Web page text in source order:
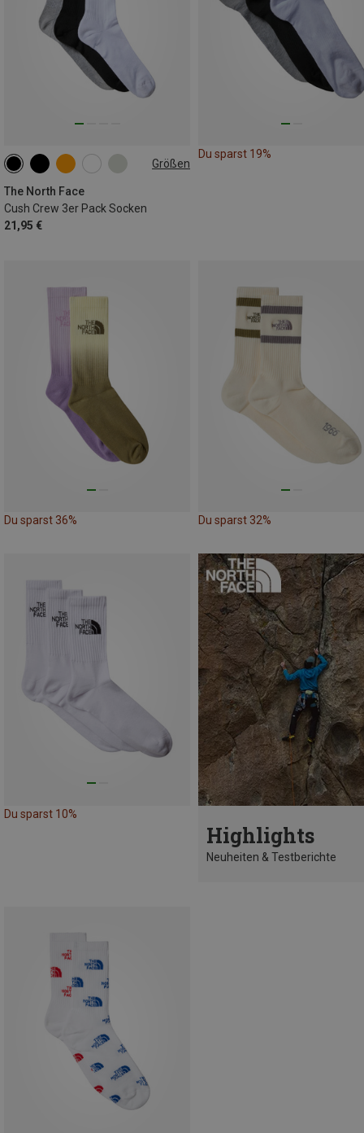
Größen
The North Face
Cush Crew 3er Pack Socken
21,95 €
35|36|37 38|39|40
41|42|43
44|45|46
Du sparst 19%
Du sparst 36% Du sparst 32%
Du sparst 10%
Highlights
Neuheiten & Testberichte